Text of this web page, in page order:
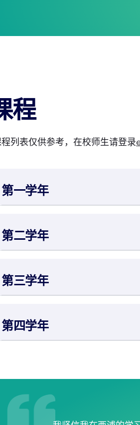
程
列表仅供参考，在校师生请登录
第一学年
第二学年
第三学年
第四学年